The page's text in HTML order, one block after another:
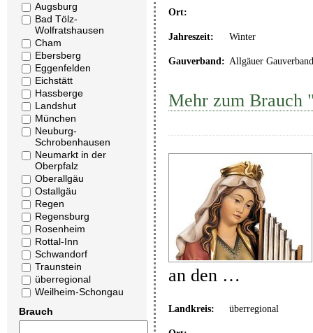
Augsburg
Bad Tölz-
Wolfratshausen
Cham
Ebersberg
Eggenfelden
Eichstätt
Hassberge
Landshut
München
Neuburg-
Schrobenhausen
Neumarkt in der
Oberpfalz
Oberallgäu
Ostallgäu
Regen
Regensburg
Rosenheim
Rottal-Inn
Schwandorf
Traunstein
überregional
Weilheim-Schongau
Brauch
Ort:
Jahreszeit: Winter
Gauverband: Allgäuer Gauverband
Mehr zum Brauch
an den …
Landkreis: überregional